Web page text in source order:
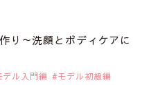
り～洗顔とボディケアに
デル入門編
モデル初級編